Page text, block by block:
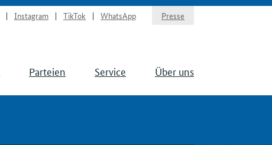
Instagram TikTok WhatsApp Presse
Parteien Service Über uns